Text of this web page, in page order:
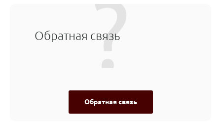
Обратная связь
Обратная связь